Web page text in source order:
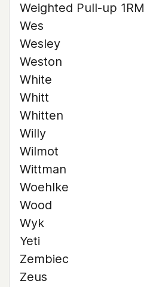
Weighted Pull-up 1RM
Wes
Wesley
Weston
White
Whitt
Whitten
Willy
Wilmot
Wittman
Woehlke
Wood
Wyk
Yeti
Zembiec
Zeus